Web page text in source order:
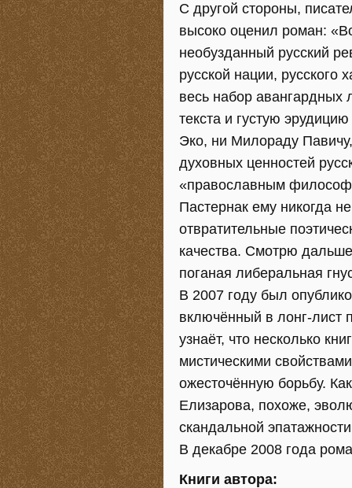
С другой стороны,
высоко оценил роман:
необузданный русский
русской нации, русского
весь набор авангардных
текста и густую
Эко, ни Милораду
духовных ценностей
«православным
Пастернак ему никогда
отвратительные
качества. Смотрю
поганая либеральная
В 2007 году был
включённый в лонг-лист
узнаёт, что несколько
мистическими
ожесточённую борьбу.
Елизарова, похоже,
скандальной
В декабре 2008 года
Книги автора: